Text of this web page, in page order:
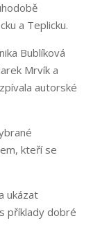
a Teplicku.
Bublíková
Mrvík a
autorské
kteří se
ukázat
příklady dobré